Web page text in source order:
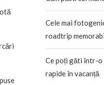
Cele mai
roadtrip
Ce poți găti într-
rapide în vacanță